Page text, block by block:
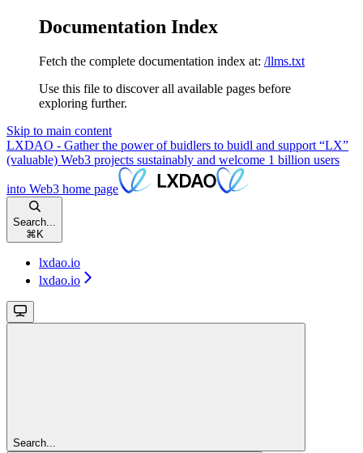
Documentation Index
Fetch the complete documentation index at: /llms.txt
Use this file to discover all available pages before
exploring further.
Skip to main content
LXDAO - Gather the power of buidlers to buidl and support “LX”
(valuable) Web3 projects sustainably and welcome 1 billion users
into Web3 home page
Search...
⌘ K
lxdao.io
lxdao.io
Search...